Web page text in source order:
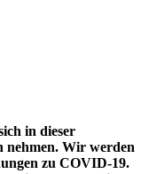
in dieser
nehmen. Wir werden
zu COVID-19.